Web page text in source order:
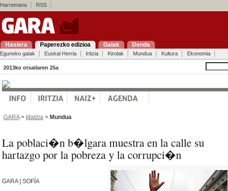
Harremana RSS
Hasiera Paperezko edizioa Gaiak Denda
Eguneko gaiak Euskal Herria Iritzia Kirolak Mundua Kultura Ekonomia
2013ko otsailaren 25a
GARA> Idatzia > Mundua
La poblaci�n b�lgara muestra en la calle su
hartazgo por la pobreza y la corrupci�n
GARA | SOFÍA